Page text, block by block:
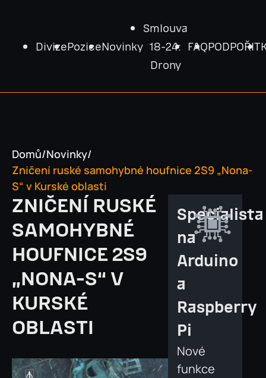
DivizePoziceNovinky
Smlouva
18-24:
Drony
FAQPODPOŘIT
Domů/Novinky/
Zničení ruské samohybné houfnice 2S9 „Nona-
S“ v Kurské oblasti
ZNIČENÍ RUSKÉ
SAMOHYBNÉ
HOUFNICE 2S9
„NONA-S“ V
KURSKÉ
OBLASTI
Specialista
na
Arduino
a
Raspberry
Pi
Nové
funkce